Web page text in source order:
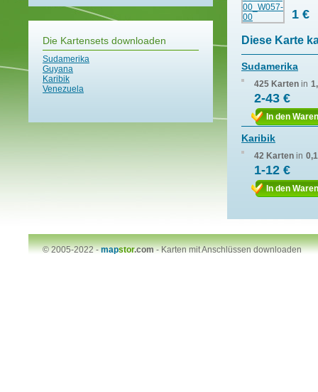
Die Kartensets downloaden
Sudamerika
Guyana
Karibik
Venezuela
1 €
Diese Karte
Sudamerika
425 Karten in
2-43 €
In den
Karibik
42 Karten in
1-12 €
In den
© 2005-2022 -mapstor.com-Karten mit Anschlüssen downloaden